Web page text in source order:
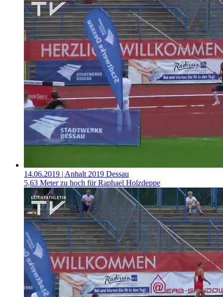
14.06.2019 | Anhalt 2019 Dessau
5,63 Meter zu hoch für Raphael Holzdeppe